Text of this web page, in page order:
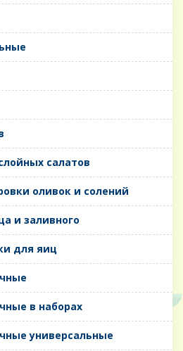
салатов
оливок и солений
и заливного
для яиц
в наборах
универсальные